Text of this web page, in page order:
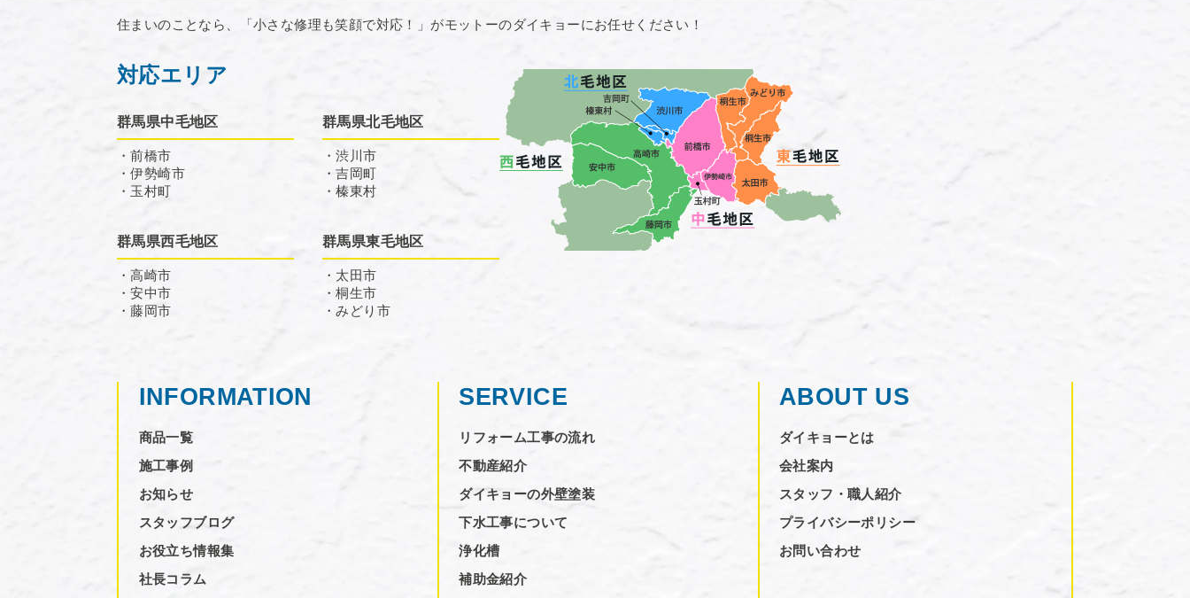
住まいのことなら、「小さな修理も笑顔で対応！」がモットーのダイキョーにお任せください！
対応エリア
群馬県中毛地区
・前橋市
・伊勢崎市
・玉村町
群馬県北毛地区
・渋川市
・吉岡町
・榛東村
群馬県西毛地区
・高崎市
・安中市
・藤岡市
群馬県東毛地区
・太田市
・桐生市
・みどり市
INFORMATION
商品一覧
施工事例
お知らせ
スタッフブログ
お役立ち情報集
社長コラム
SERVICE
リフォーム工事の流れ
不動産紹介
ダイキョーの外壁塗装
下水工事について
浄化槽
補助金紹介
ABOUT US
ダイキョーとは
会社案内
スタッフ・職人紹介
プライバシーポリシー
お問い合わせ